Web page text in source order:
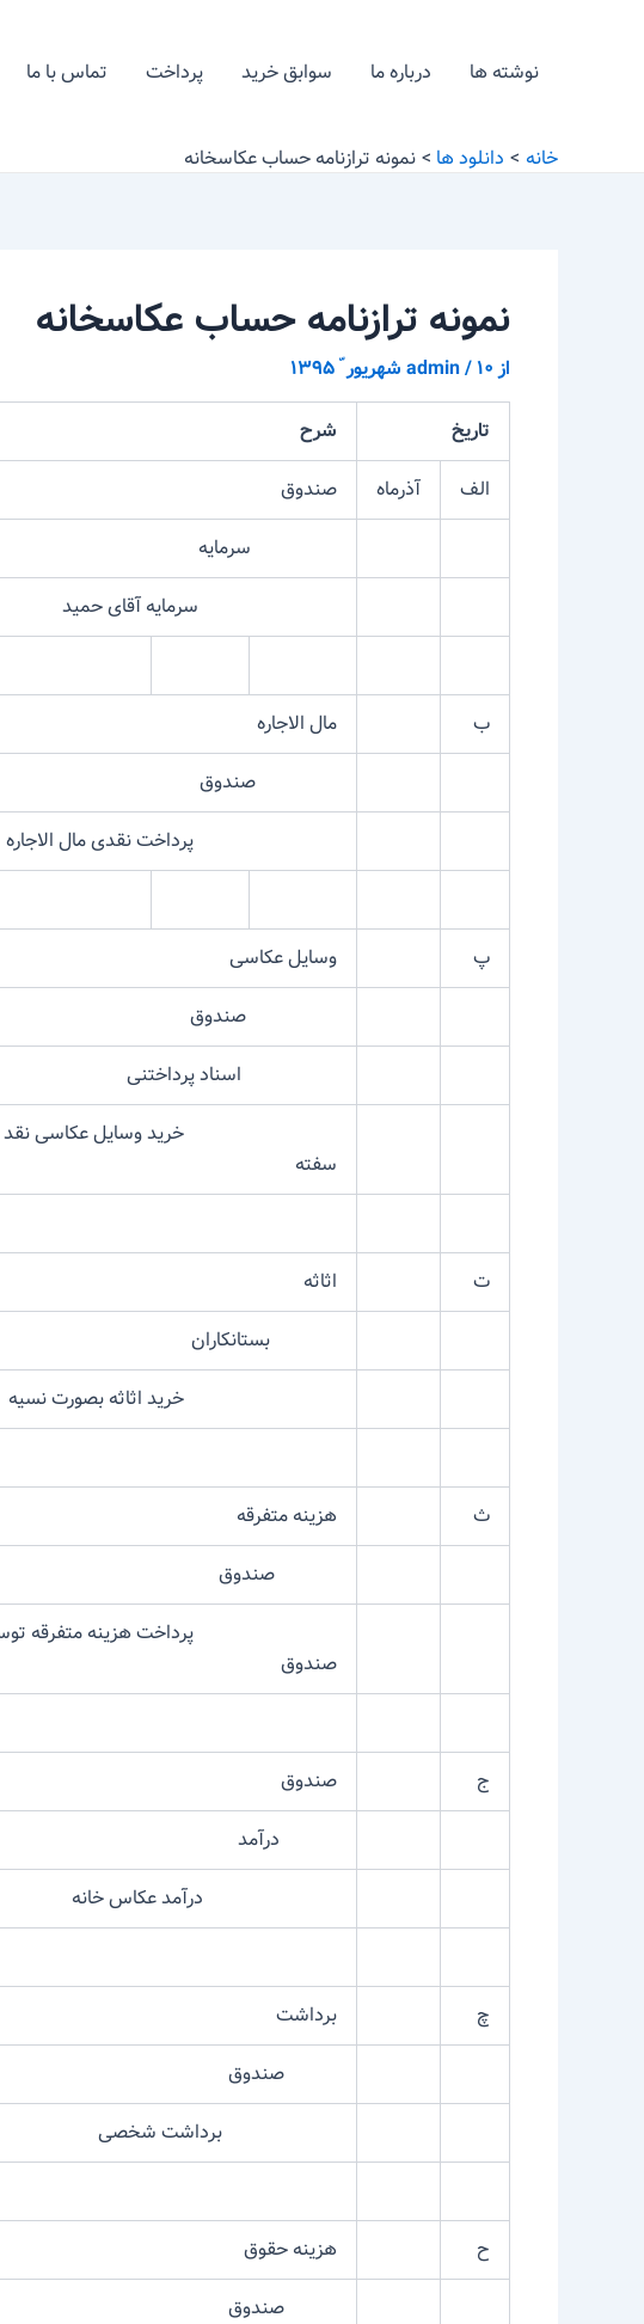
نوشته ها درباره ما سوابق خرید پرداخت تماس با ما
خانه دانلود ها نمونه ترازنامه حساب عکاسخانه
نمونه ترازنامه حساب عکاسخانه
از admin/۱۰ شهریور ّ ۱۳۹۵
تاریخ شرح
الف
آذرماه صندوق
سرمایه
سرمایه آقای حمید
ب مال الاجاره
صندوق
پرداخت نقدی مال الاجاره
پ وسایل عکاسی
صندوق
اسناد پرداختنی
خرید وسایل عکاسی نقد
سفته
ت اثاثه
بستانکاران
خرید اثاثه بصورت نسیه
ث هزینه متفرقه
صندوق
پرداخت هزینه متفرقه
صندوق
ج صندوق
درآمد
درآمد عکاس خانه
چ برداشت
صندوق
برداشت شخصی
ح هزینه حقوق
صندوق